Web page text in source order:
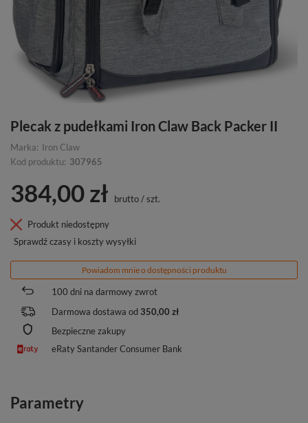
Plecak z pudełkami Iron Claw Back Packer II
Marka: Iron Claw
Kod produktu: 307965
384,00 zł brutto/szt.
Produkt niedostępny
Sprawdź czasy i koszty wysyłki
Powiadom mnie o dostępności produktu
100 dni na darmowy zwrot
Darmowa dostawa od 350,00 zł
Bezpieczne zakupy
eRaty Santander Consumer Bank
Parametry